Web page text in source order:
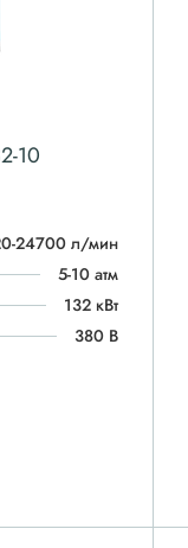
10
24700 л/мин
5-10 атм
132 кВт
380 В